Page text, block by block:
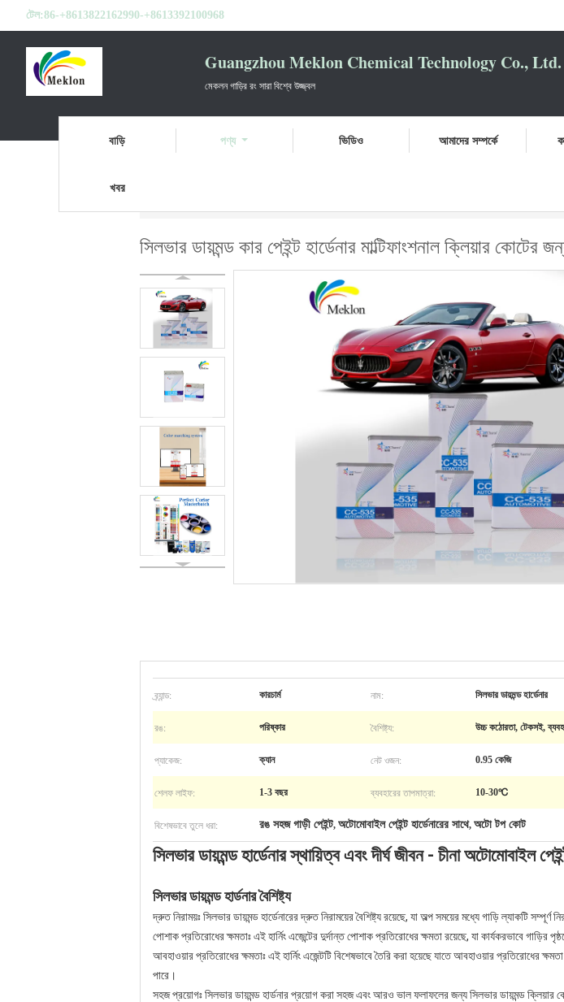
টেল:86-+8613822162990-+8613392100968
Guangzhou Meklon Chemical Technology Co., Ltd.
মেকলন গাড়ির রং সারা বিশ্বে উজ্জ্বল
বাড়ি পণ্য ভিডিও আমাদের সম্পর্কে
খবর
সিলভার ডায়মন্ড কার পেইন্ট হার্ডেনার মাল্টিফাংশনাল ক্লিয়ার কোটের
ব্র্যান্ড: কারচার্ম নাম: সিলভার ডায়মন্ড হার্ডেনার
রঙ: পরিষ্কার বৈশিষ্ট্য: উচ্চ কঠোরতা, টেকসই,
প্যাকেজ: ক্যান নেট ওজন: 0.95 কেজি
শেলফ লাইফ: 1-3 বছর ব্যবহারের তাপমাত্রা: 10-30℃
বিশেষভাবে তুলে ধরা: রঙ সহজ গাড়ী পেইন্ট, অটোমোবাইল পেইন্ট হার্ডেনারের সাথে, অটো টপ কোট
সিলভার ডায়মন্ড হার্ডেনার স্থায়িত্ব এবং দীর্ঘ জীবন - চীনা অটোমোবাইল
সিলভার ডায়মন্ড হার্ডনার বৈশিষ্ট্য
দ্রুত নিরাময়ঃ সিলভার ডায়মন্ড হার্ডেনারের দ্রুত নিরাময়ের বৈশিষ্ট্য রয়েছে, যা অল্প সময়ের মধ্যে গাড়ি ল্যাকটি
পোশাক প্রতিরোধের ক্ষমতাঃ এই হার্নিং এজেন্টের দুর্দান্ত পোশাক প্রতিরোধের ক্ষমতা রয়েছে, যা কার্যকরভাবে গাড়ির
আবহাওয়ার প্রতিরোধের ক্ষমতাঃ এই হার্নিং এজেন্টটি বিশেষভাবে তৈরি করা হয়েছে যাতে আবহাওয়ার প্রতিরোধের
পারে।
সহজ প্রয়োগঃ সিলভার ডায়মন্ড হার্ডনার প্রয়োগ করা সহজ এবং আরও ভাল ফলাফলের জন্য সিলভার ডায়মন্ড ক্লিয়ার